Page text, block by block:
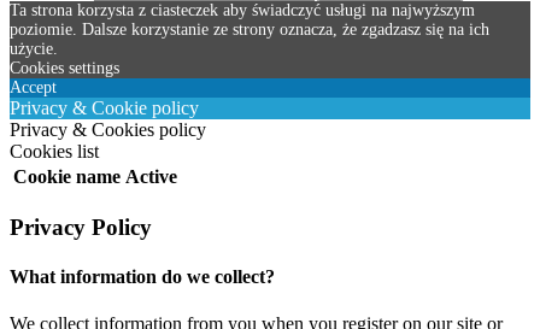
Ta strona korzysta z ciasteczek aby świadczyć usługi na najwyższym
poziomie. Dalsze korzystanie ze strony oznacza, że zgadzasz się na ich
użycie.
Cookies settings
Accept
Privacy & Cookie policy
Privacy & Cookies policy
Cookies list
Cookie name Active
Privacy Policy
What information do we collect?
We collect information from you when you register on our site or